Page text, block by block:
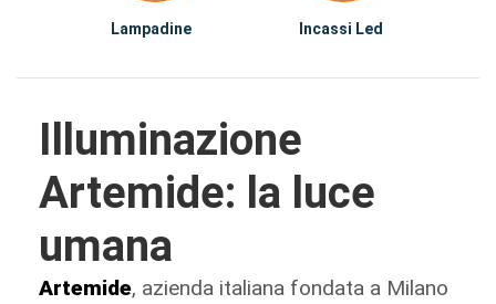
Lampadine Incassi Led
Illuminazione
Artemide: la luce
umana
Artemide, azienda italiana fondata a Milano